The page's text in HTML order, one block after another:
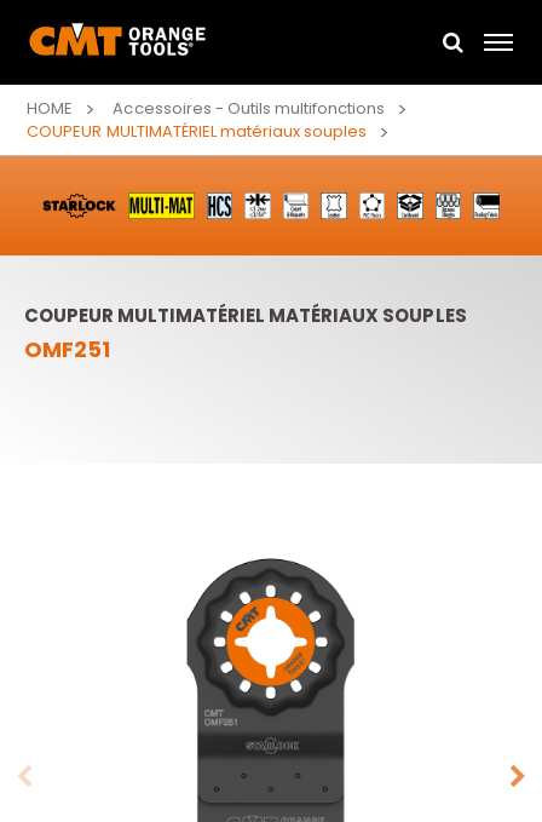
HOME
Accessoires - Outils multifonctions
COUPEUR MULTIMATÉRIEL matériaux souples
COUPEUR MULTIMATÉRIEL MATÉRIAUX SOUPLES
OMF251